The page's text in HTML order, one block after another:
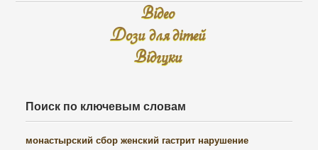
Відео
Дози для дітей
Відгуки
Поиск по ключевым словам
монастырский сбор женский гастрит нарушение